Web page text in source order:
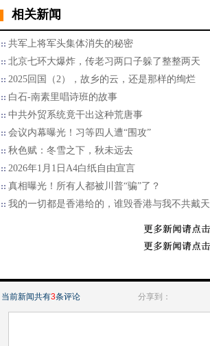
相关新闻
共军上将军头集体消失的秘密
北京七环大爆炸，传老习两口子躲了整整两天
2025回国（2），故乡的云，还是那样的绚烂
白石-南素里唱诗班的故事
中共外贸系统竟干出这种荒唐事
会议内幕曝光！习等四人遭“围攻”
秋色赋：冬雪之下，秋未远去
2026年1月1日A4白纸自由宣言
真相曝光！所有人都被川普“骗”了？
我的一切都是香港给的，谁毁香港与我不共戴天
当前新闻共有3条评论 分享到：